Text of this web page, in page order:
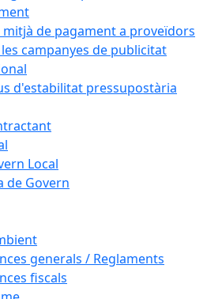
mitjà de pagament a proveïdors
campanyes de publicitat
d'estabilitat pressupostària
Local
de Govern
generals / Reglaments
fiscals